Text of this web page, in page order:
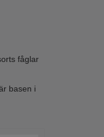
fåglar
basen i